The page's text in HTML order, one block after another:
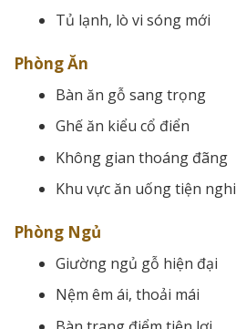
Tủ lạnh, lò vi sóng mới
Phòng Ăn
Bàn ăn gỗ sang trọng
Ghế ăn kiểu cổ điển
Không gian thoáng đãng
Khu vực ăn uống tiện nghi
Phòng Ngủ
Giường ngủ gỗ hiện đại
Nệm êm ái, thoải mái